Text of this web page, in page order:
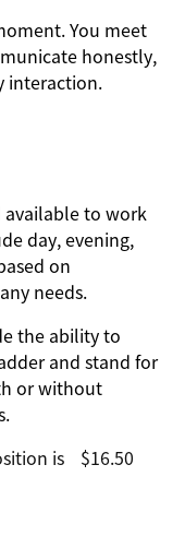
You meet
honestly,
interaction.
to work
day, evening,
on
needs.
the ability to
and stand for
or without
isㅤ$16.50